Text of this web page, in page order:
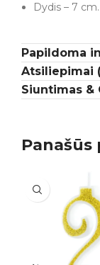
Dydis – 7 cm.
Papildoma
Atsiliepimai
Siuntimas &